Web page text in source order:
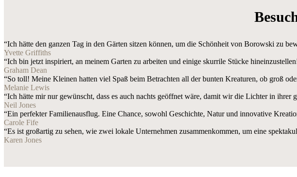
“Ich hätte den ganzen Tag in den Gärten sitzen können, um die Schönheit von Borowski zu
Yvette Griffiths
“Ich bin jetzt inspiriert, an meinem Garten zu arbeiten und einige skurrile Stücke
Graham Dean
“So toll! Meine Kleinen hatten viel Spaß beim Betrachten all der bunten Kreaturen, ob groß
Melanie Lewis
“Ich hätte mir nur gewünscht, dass es auch nachts geöffnet wäre, damit wir die Lichter in
Neil Jones
“Ein perfekter Familienausflug. Eine Chance, sowohl Geschichte, Natur und innovative
Carole Fife
“Es ist großartig zu sehen, wie zwei lokale Unternehmen zusammenkommen, um eine
Karen Jones